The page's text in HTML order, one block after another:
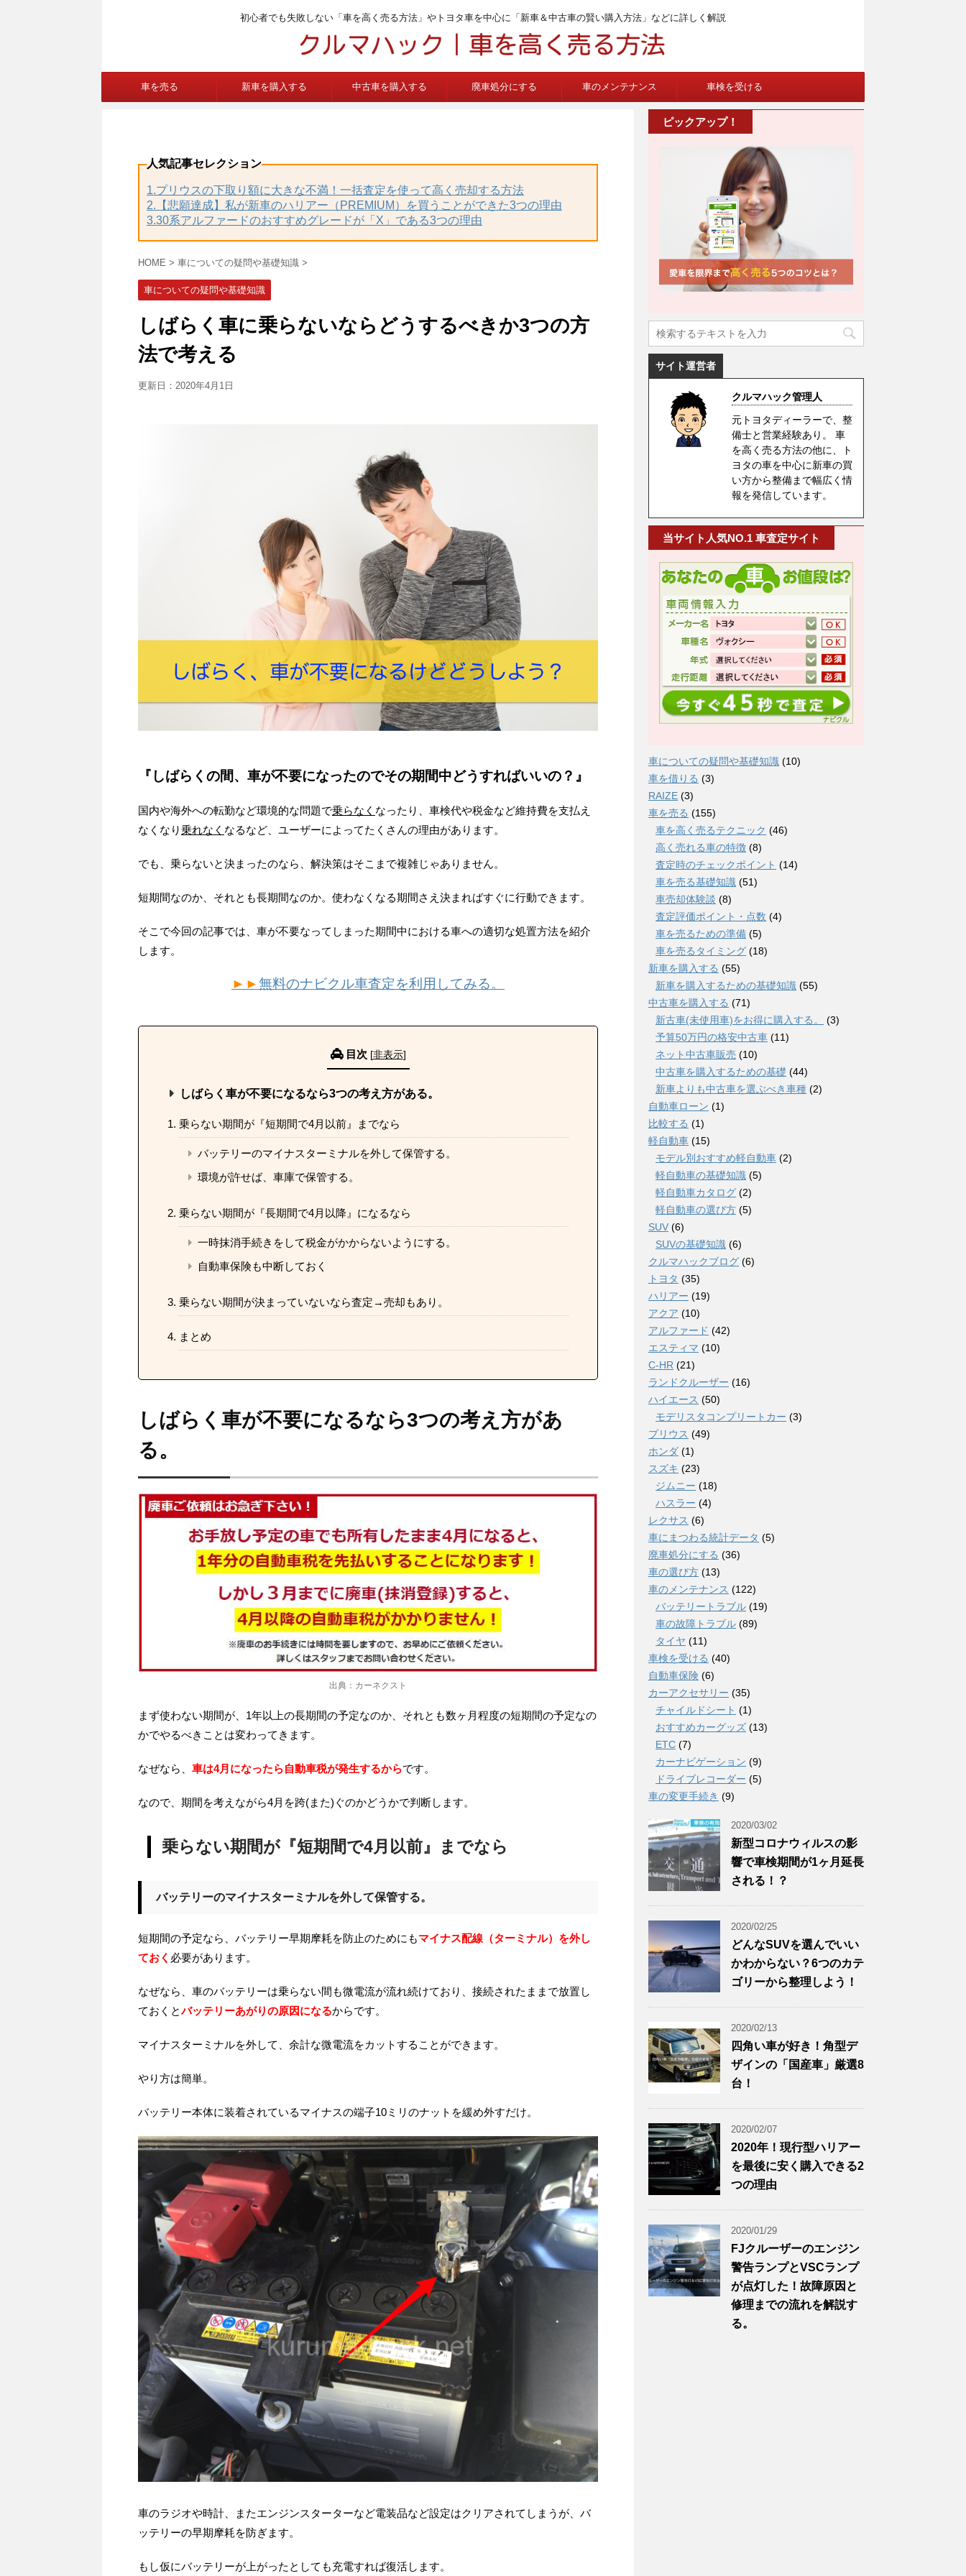
初心者でも失敗しない「車を高く売る方法」やトヨタ車を中心に「新車＆中古車の賢い購入方法」などに詳しく解説
車を売る 新車を購入する 中古車を購入する 廃車処分にする 車のメンテナンス 車検を受ける
人気記事セレクション
1.プリウスの下取り額に大きな不満！一括査定を使って高く売却する方法
2.【悲願達成】私が新車のハリアー（PREMIUM）を買うことができた3つの理由
3.30系アルファードのおすすめグレードが「X」である3つの理由
HOME > 車についての疑問や基礎知識 >
車についての疑問や基礎知識
しばらく車に乗らないならどうするべきか3つの方
法で考える
更新日： 2020年4月1日
『しばらくの間、車が不要になったのでその期間中どうすればいいの？』
国内や海外への転勤など環境的な問題で乗らなく なったり、車検代や税金など維持費を支払え
なくなり乗れなく なるなど、ユーザーによってたくさんの理由があります。
でも、乗らないと決まったのなら、解決策はそこまで複雑じゃありません。
短期間なのか、それとも長期間なのか。使わなくなる期間さえ決まればすぐに行動できます。
そこで今回の記事では、車が不要なってしまった期間中における車への適切な処置方法を紹介
します。
►►無料のナビクル車査定を利用してみる。
目次 [非表示]
しばらく車が不要になるなら3つの考え方がある。
乗らない期間が『短期間で4月以前』までなら
バッテリーのマイナスターミナルを外して保管する。
環境が許せば、車庫で保管する。
乗らない期間が『長期間で4月以降』になるなら
一時抹消手続きをして税金がかからないようにする。
自動車保険も中断しておく
乗らない期間が決まっていないなら査定→売却もあり。
まとめ
しばらく車が不要になるなら3つの考え方があ
る。
出典：カーネクスト
まず使わない期間が、1年以上の長期間の予定なのか、それとも数ヶ月程度の短期間の予定なの
かでやるべきことは変わってきます。
なぜなら、 車は4月になったら自動車税が発生するからです。
なので、期間を考えながら4月を跨(また)ぐのかどうかで判断します。
乗らない期間が『短期間で4月以前』までなら
バッテリーのマイナスターミナルを外して保管する。
短期間の予定なら、バッテリー早期摩耗を防止のためにもマイナス配線（ターミナル）を外し
ておく 必要があります。
なぜなら、車のバッテリーは乗らない間も微電流が流れ続けており、接続されたままで放置し
ておくとバッテリーあがりの原因になるからです。
マイナスターミナルを外して、余計な微電流をカットすることができます。
やり方は簡単。
バッテリー本体に装着されているマイナスの端子10ミリのナットを緩め外すだけ。
車のラジオや時計、またエンジンスターターなど電装品など設定はクリアされてしまうが、バ
ッテリーの早期摩耗を防ぎます。
もし仮にバッテリーが上がったとしても充電すれば復活します。
ピックアップ！
サイト運営者
クルマハック管理人
元トヨタディーラーで、整
備士と営業経験あり。 車
を高く売る方法の他に、ト
ヨタの車を中心に新車の買
い方から整備まで幅広く情
報を発信しています。
当サイト人気NO.1 車査定サイト
車についての疑問や基礎知識 (10)
車を借りる (3)
RAIZE (3)
車を売る (155)
車を高く売るテクニック (46)
高く売れる車の特徴 (8)
査定時のチェックポイント (14)
車を売る基礎知識 (51)
車売却体験談 (8)
査定評価ポイント・点数 (4)
車を売るための準備 (5)
車を売るタイミング (18)
新車を購入する (55)
新車を購入するための基礎知識 (55)
中古車を購入する (71)
新古車(未使用車)をお得に購入する。
(3)
予算50万円の格安中古車 (11)
ネット中古車販売 (10)
中古車を購入するための基礎 (44)
新車よりも中古車を選ぶべき車種 (2)
自動車ローン (1)
比較する (1)
軽自動車 (15)
モデル別おすすめ軽自動車 (2)
軽自動車の基礎知識 (5)
軽自動車カタログ (2)
軽自動車の選び方 (5)
SUV (6)
SUVの基礎知識 (6)
クルマハックブログ (6)
トヨタ (35)
ハリアー (19)
アクア (10)
アルファード (42)
エスティマ (10)
C-HR (21)
ランドクルーザー (16)
ハイエース (50)
モデリスタコンプリートカー (3)
プリウス (49)
ホンダ (1)
スズキ (23)
ジムニー (18)
ハスラー (4)
レクサス (6)
車にまつわる統計データ (5)
廃車処分にする (36)
車の選び方 (13)
車のメンテナンス (122)
バッテリートラブル (19)
車の故障トラブル (89)
タイヤ (11)
車検を受ける (40)
自動車保険 (6)
カーアクセサリー (35)
チャイルドシート (1)
おすすめカーグッズ (13)
ETC (7)
カーナビゲーション (9)
ドライブレコーダー (5)
車の変更手続き (9)
2020/03/02
新型コロナウィルスの影
響で車検期間が1ヶ月延長
される！？
2020/02/25
どんなSUVを選んでいい
かわからない？6つのカテ
ゴリーから整理しよう！
2020/02/13
四角い車が好き！角型デ
ザインの「国産車」厳選8
台！
2020/02/07
2020年！現行型ハリアー
を最後に安く購入できる2
つの理由
2020/01/29
FJクルーザーのエンジン
警告ランプとVSCランプ
が点灯した！故障原因と
修理までの流れを解説す
る。